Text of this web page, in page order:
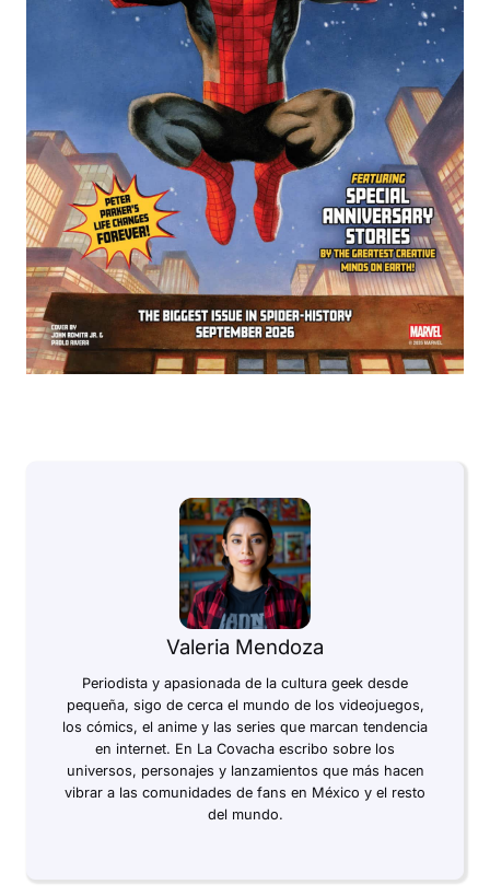
Valeria Mendoza
Periodista y apasionada de la cultura geek desde
pequeña, sigo de cerca el mundo de los videojuegos,
los cómics, el anime y las series que marcan tendencia
en internet. En La Covacha escribo sobre los
universos, personajes y lanzamientos que más hacen
vibrar a las comunidades de fans en México y el resto
del mundo.